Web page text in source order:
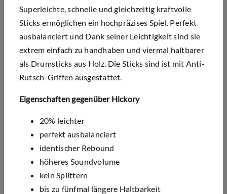
Superleichte, schnelle und gleichzeitig kraftvolle
Sticks ermöglichen ein hochpräzises Spiel. Perfekt
ausbalanciert und Dank seiner Leichtigkeit sind sie
extrem einfach zu handhaben und viermal haltbarer
als Drumsticks aus Holz. Die Sticks sind ist mit Anti-
Rutsch-Griffen ausgestattet.
Eigenschaften gegenüber Hickory
20% leichter
perfekt ausbalanciert
identischer Rebound
höheres Soundvolume
kein Splittern
bis zu fünfmal längere Haltbarkeit